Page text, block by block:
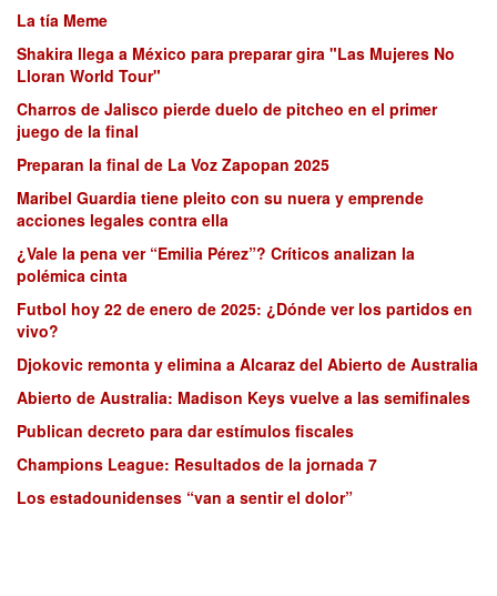
La tía Meme
Shakira llega a México para preparar gira "Las Mujeres No
Lloran World Tour"
Charros de Jalisco pierde duelo de pitcheo en el primer
juego de la final
Preparan la final de La Voz Zapopan 2025
Maribel Guardia tiene pleito con su nuera y emprende
acciones legales contra ella
¿Vale la pena ver “Emilia Pérez”? Críticos analizan la
polémica cinta
Futbol hoy 22 de enero de 2025: ¿Dónde ver los partidos en
vivo?
Djokovic remonta y elimina a Alcaraz del Abierto de Australia
Abierto de Australia: Madison Keys vuelve a las semifinales
Publican decreto para dar estímulos fiscales
Champions League: Resultados de la jornada 7
Los estadounidenses “van a sentir el dolor”